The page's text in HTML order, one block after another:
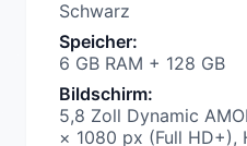
Schwarz
Speicher:
6 GB RAM + 128 GB
Bildschirm:
5,8 Zoll Dynamic
× 1080 px (Full HD+),